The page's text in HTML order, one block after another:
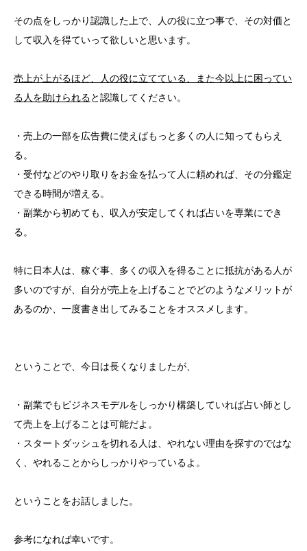
その点をしっかり認識した上で、人の役に立つ事で、その対価と
して収入を得ていって欲しいと思います。
売上が上がるほど、人の役に立てている、また今以上に困ってい
る人を助けられると認識してください。
・売上の一部を広告費に使えばもっと多くの人に知ってもらえ
る。
・受付などのやり取りをお金を払って人に頼めれば、その分鑑定
できる時間が増える。
・副業から初めても、収入が安定してくれば占いを専業にでき
る。
特に日本人は、稼ぐ事、多くの収入を得ることに抵抗がある人が
多いのですが、自分が売上を上げることでどのようなメリットが
あるのか、一度書き出してみることをオススメします。
ということで、今日は長くなりましたが、
・副業でもビジネスモデルをしっかり構築していれば占い師とし
て売上を上げることは可能だよ。
・スタートダッシュを切れる人は、やれない理由を探すのではな
く、やれることからしっかりやっているよ。
ということをお話しました。
参考になれば幸いです。